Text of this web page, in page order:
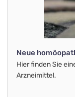
Neue
Hier finden Sie
Arzneimittel.